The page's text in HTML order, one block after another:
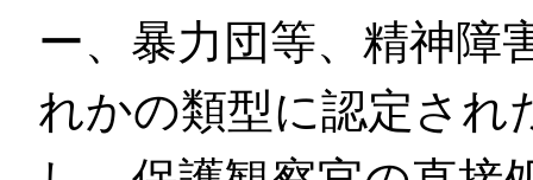
ー、暴力団等、精神障
れかの類型に認定され